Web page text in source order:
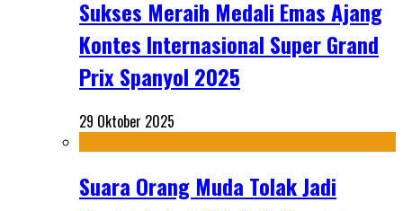
Sukses Meraih Medali Emas Ajang
Kontes Internasional Super Grand
Prix Spanyol 2025
29 Oktober 2025
Suara Orang Muda Tolak Jadi